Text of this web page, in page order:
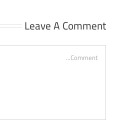
Leave A Comment
Comment